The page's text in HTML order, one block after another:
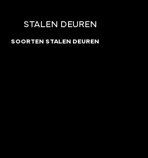
STALEN DEUREN
SOORTEN STALEN DEUREN